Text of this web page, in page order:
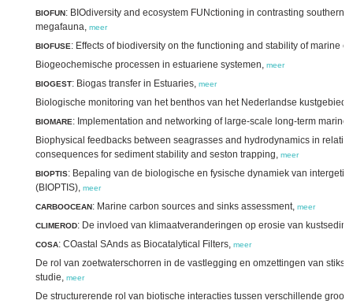
BIOFUN: BIOdiversity and ecosystem FUNctioning in contrasting southern
megafauna, meer
BIOFUSE: Effects of biodiversity on the functioning and stability of marine
Biogeochemische processen in estuariene systemen, meer
BIOGEST: Biogas transfer in Estuaries, meer
Biologische monitoring van het benthos van het Nederlandse kustgebied,
BIOMARE: Implementation and networking of large-scale long-term
Biophysical feedbacks between seagrasses and hydrodynamics in
consequences for sediment stability and seston trapping, meer
BIOPTIS: Bepaling van de biologische en fysische dynamiek van
(BIOPTIS), meer
CARBOOCEAN: Marine carbon sources and sinks assessment, meer
CLIMEROD: De invloed van klimaatveranderingen op erosie van
COSA: COastal SAnds as Biocatalytical Filters, meer
De rol van zoetwaterschorren in de vastlegging en omzettingen van
studie, meer
De structurerende rol van biotische interacties tussen verschillende